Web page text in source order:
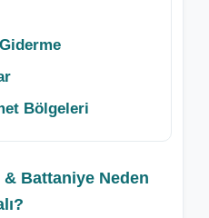
Bölgeleri
& Battaniye Neden